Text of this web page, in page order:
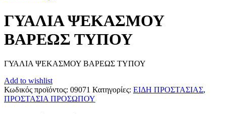
ΓΥΑΛΙΑ ΨΕΚΑΣΜΟΥ
ΒΑΡΕΩΣ ΤΥΠΟΥ
ΓΥΑΛΙΑ ΨΕΚΑΣΜΟΥ ΒΑΡΕΩΣ ΤΥΠΟΥ
Add to wishlist
Κωδικός προϊόντος: 09071 Κατηγορίες: ΕΙΔΗ ΠΡΟΣΤΑΣΙΑΣ,
ΠΡΟΣΤΑΣΙΑ ΠΡΟΣΩΠΟΥ